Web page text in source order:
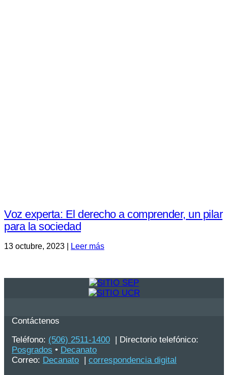
Voz experta: El derecho a comprender, un pilar
para la sociedad
13 octubre, 2023 | Leer más
Contáctenos
Teléfono: (506) 2511-1400 | Directorio telefónico:
Posgrados • Decanato
Correo: Decanato
correspondencia digital